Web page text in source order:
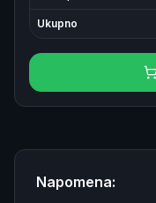
Ukupno
Napomena: